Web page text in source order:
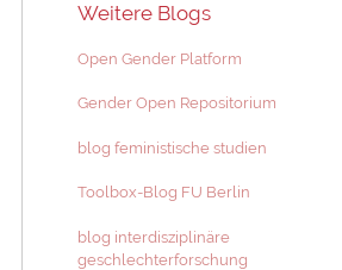
Weitere Blogs
Open Gender Platform
Gender Open Repositorium
blog feministische studien
Toolbox-Blog FU Berlin
blog interdisziplinäre
geschlechterforschung